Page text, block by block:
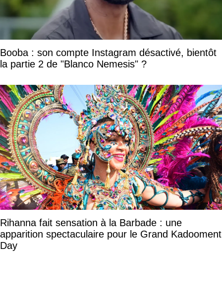
Booba : son compte Instagram désactivé, bientôt
la partie 2 de "Blanco Nemesis" ?
Rihanna fait sensation à la Barbade : une
apparition spectaculaire pour le Grand Kadooment
Day